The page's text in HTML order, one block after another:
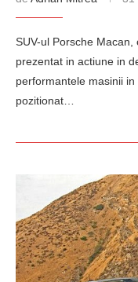
SUV-ul Porsche
prezentat in actiune in
performantele masinii
pozitionat…